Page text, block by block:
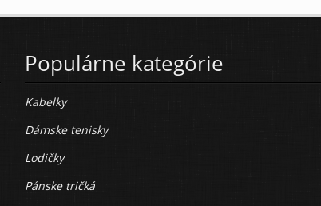
Populárne kategórie
Kabelky
Dámske tenisky
Lodičky
Pánske tričká